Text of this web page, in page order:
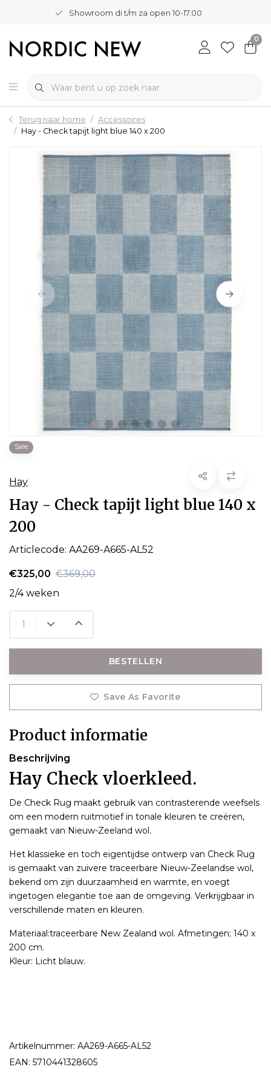
Showroom di t/m za open 10-17.00
0
Terug naar home
Accessoires
Hay - Check tapijt light blue 140 x 200
Sale
Hay
Hay - Check tapijt light blue 140 x
200
Articlecode: AA269-A665-AL52
€325,00 €369,00
2/4 weken
BESTELLEN
Save As Favorite
Product informatie
Beschrijving
Hay Check vloerkleed.
De Check Rug maakt gebruik van contrasterende weefsels
om een modern ruitmotief in tonale kleuren te creëren,
gemaakt van Nieuw-Zeeland wol.
Het klassieke en toch eigentijdse ontwerp van Check Rug
is gemaakt van zuivere traceerbare Nieuw-Zeelandse wol,
bekend om zijn duurzaamheid en warmte, en voegt
ingetogen elegantie toe aan de omgeving. Verkrijgbaar in
verschillende maten en kleuren.
Materiaal:traceerbare New Zealand wol. Afmetingen; 140 x
200 cm.
Kleur: Licht blauw.
Artikelnummer: AA269-A665-AL52
EAN: 5710441328605